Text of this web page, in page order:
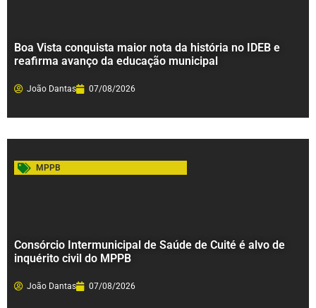
Boa Vista conquista maior nota da história no IDEB e
reafirma avanço da educação municipal
João Dantas 07/08/2026
MPPB
Consórcio Intermunicipal de Saúde de Cuité é alvo de
inquérito civil do MPPB
João Dantas 07/08/2026